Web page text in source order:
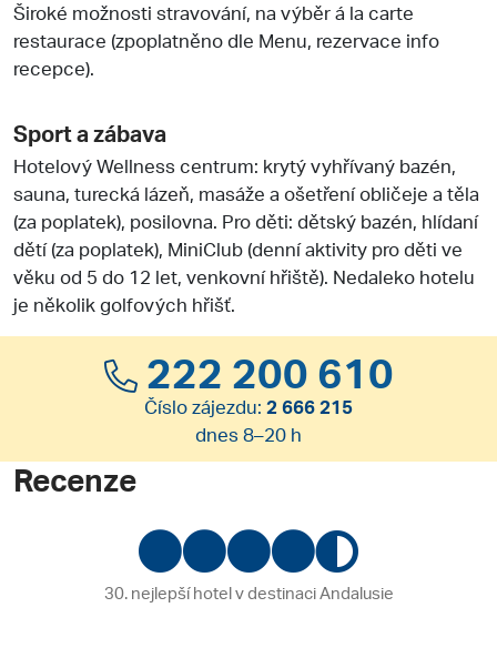
Široké možnosti stravování, na výběr á la carte
restaurace (zpoplatněno dle Menu, rezervace info
recepce).
Sport a zábava
Hotelový Wellness centrum: krytý vyhřívaný bazén,
sauna, turecká lázeň, masáže a ošetření obličeje a těla
(za poplatek), posilovna. Pro děti: dětský bazén, hlídaní
dětí (za poplatek), MiniClub (denní aktivity pro děti ve
věku od 5 do 12 let, venkovní hřiště). Nedaleko hotelu
je několik golfových hřišť.
222 200 610
Číslo zájezdu: 2 666 215
dnes 8–20 h
Recenze
30. nejlepší hotel v destinaci Andalusie